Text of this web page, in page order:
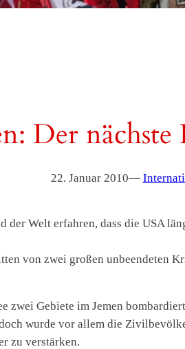
Der
22. Januar 2010—
Welt erfahren, dass die USA
von zwei großen unbeendeten
zwei Gebiete im Jemen
wurde vor allem die
zu verstärken.